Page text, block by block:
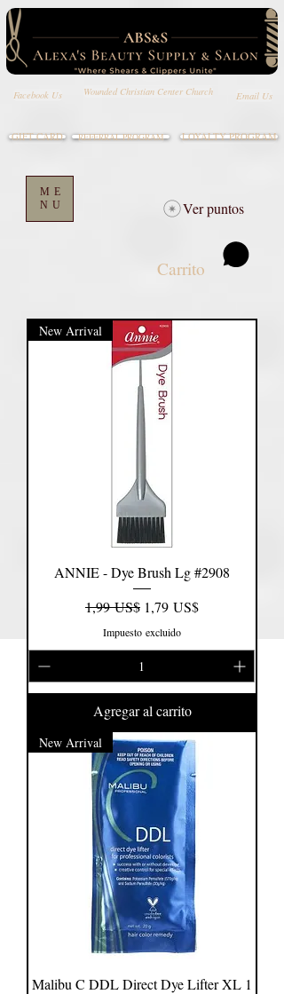
Facebook Us Wounded Christian Center Church Email Us
ME
NU
LOYALTY PROGRAM
Carrito
GIFT CARD REFERRAL PROGRAM
Ver puntos
New Arrival
ANNIE - Dye Brush Lg #2908
Precio
1,99 US$ Precio de oferta
1,79 US$
Impuesto excluido
Agregar al carrito
New Arrival
Malibu C DDL Direct Dye Lifter XL 1